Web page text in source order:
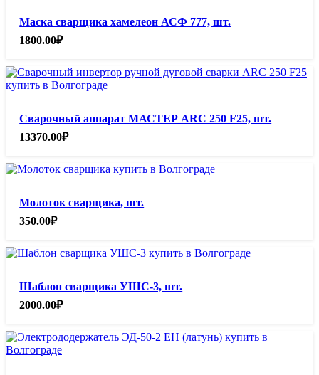
Маска сварщика хамелеон АСФ 777, шт.
1800.00₽
Сварочный аппарат МАСТЕР ARC 250 F25, шт.
13370.00₽
Молоток сварщика, шт.
350.00₽
Шаблон сварщика УШС-3, шт.
2000.00₽